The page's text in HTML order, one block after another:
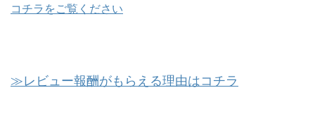
コチラをご覧ください
≫レビュー報酬がもらえる理由はコチラ